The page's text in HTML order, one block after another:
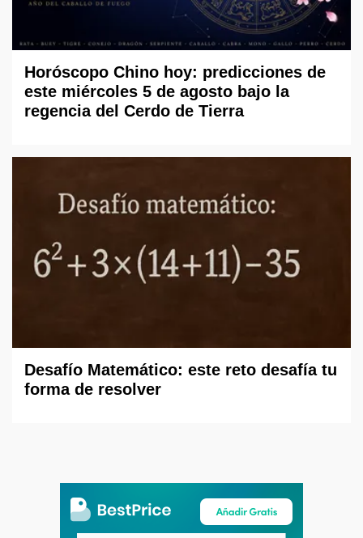
Horóscopo Chino hoy: predicciones de
este miércoles 5 de agosto bajo la
regencia del Cerdo de Tierra
Desafío Matemático: este reto desafía tu
forma de resolver